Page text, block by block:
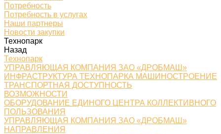
Потребность
Потребность в услугах
Наши партнеры
Новости закупки
Технопарк
Назад
Технопарк
УПРАВЛЯЮЩАЯ КОМПАНИЯ ЗАО «ДРОБМАШ»
ИНФРАСТРУКТУРА ТЕХНОПАРКА МАШИНОСТРОЕНИЕ
ТРАНСПОРТНАЯ ДОСТУПНОСТЬ
ВОЗМОЖНОСТИ
ОБОРУДОВАНИЕ ЕДИНОГО ЦЕНТРА КОЛЛЕКТИВНОГО
ПОЛЬЗОВАНИЯ
УПРАВЛЯЮЩАЯ КОМПАНИЯ ЗАО «ДРОБМАШ»
НАПРАВЛЕНИЯ